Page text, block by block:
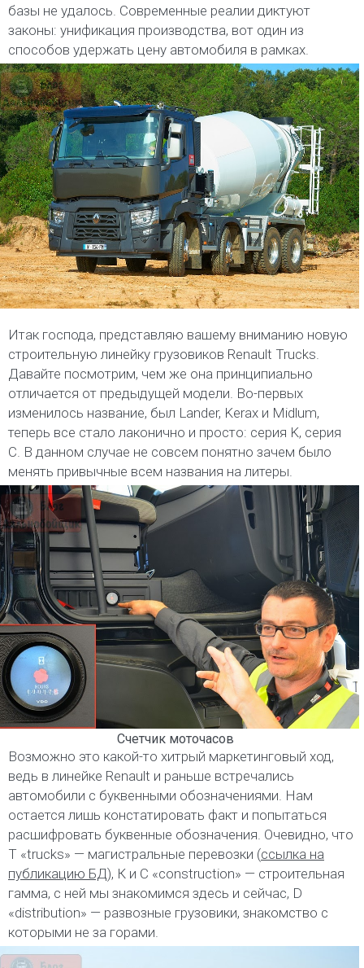
базы не удалось. Современные реалии диктуют
законы: унификация производства, вот один из
способов удержать цену автомобиля в рамках.
Итак господа, представляю вашему вниманию новую
строительную линейку грузовиков Renault Trucks.
Давайте посмотрим, чем же она принципиально
отличается от предыдущей модели. Во-первых
изменилось название, был Lander, Kerax и Midlum,
теперь все стало лаконично и просто: серия K, серия
С. В данном случае не совсем понятно зачем было
менять привычные всем названия на литеры.
Счетчик моточасов
Возможно это какой-то хитрый маркетинговый ход,
ведь в линейке Renault и раньше встречались
автомобили с буквенными обозначениями. Нам
остается лишь констатировать факт и попытаться
расшифровать буквенные обозначения. Очевидно, что
T «trucks» — магистральные перевозки (ссылка на
публикацию БД), К и C «construction» — строительная
гамма, с ней мы знакомимся здесь и сейчас, D
«distribution» — развозные грузовики, знакомство с
которыми не за горами.